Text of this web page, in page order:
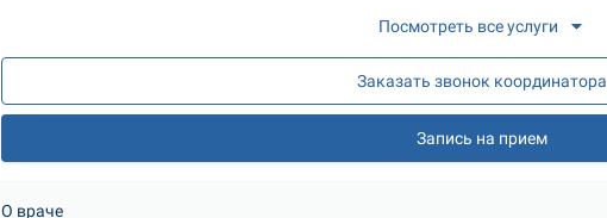
Посмотреть все услуги
Заказать звонок координатора
Запись на прием
О враче